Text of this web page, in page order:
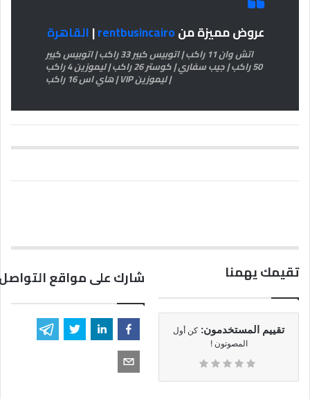
عروض مميزة منrentbusincairo
|القاهرة
اتش وان 11 راكب | اتوبيس كبير 33 راكب | اتوبيس كبير
50 راكب | جيب سفاري | كوستر 26 راكب | ليموزين 4 راكب
| ليموزين VIP | هاي اس 16 راكب
تقيمك يهمنا
تقييم المستخدمون: كن أول
المصوتون !
شارك على مواقع